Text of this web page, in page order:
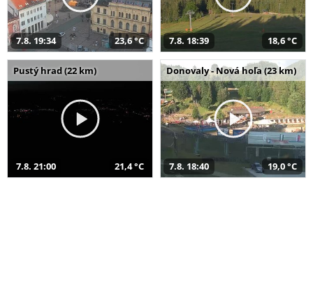
7.8. 19:34 23,6 °C 7.8. 18:39 18,6 °C
Pustý hrad (22 km)
7.8. 21:00 21,4 °C
Donovaly - Nová hoľa (23 km)
7.8. 18:40 19,0 °C